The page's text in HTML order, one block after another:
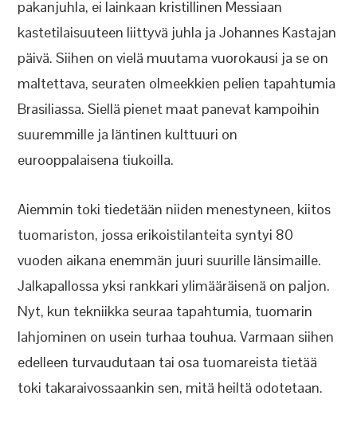
pakanjuhla, ei lainkaan kristillinen Messiaan
kastetilaisuuteen liittyvä juhla ja Johannes Kastajan
päivä. Siihen on vielä muutama vuorokausi ja se on
maltettava, seuraten olmeekkien pelien tapahtumia
Brasiliassa. Siellä pienet maat panevat kampoihin
suuremmille ja läntinen kulttuuri on
eurooppalaisena tiukoilla.
Aiemmin toki tiedetään niiden menestyneen, kiitos
tuomariston, jossa erikoistilanteita syntyi 80
vuoden aikana enemmän juuri suurille länsimaille.
Jalkapallossa yksi rankkari ylimääräisenä on paljon.
Nyt, kun tekniikka seuraa tapahtumia, tuomarin
lahjominen on usein turhaa touhua. Varmaan siihen
edelleen turvaudutaan tai osa tuomareista tietää
toki takaraivossaankin sen, mitä heiltä odotetaan.